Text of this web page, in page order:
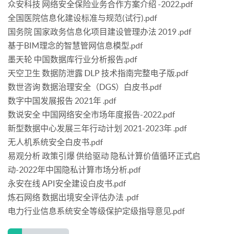
众安科技 网络安全保险业务合作方案介绍 -2022.pdf
全国医院信息化建设标准与规范(试行).pdf
国务院 国家政务信息化项目建设管理办法 2019 .pdf
基于BIM理念的智慧管网信息模型.pdf
墨天轮 中国数据库行业分析报告.pdf
天空卫生 数据防泄露 DLP 技术指南完整电子版.pdf
数世咨询 数据治理安全（DGS）白皮书.pdf
数字中国发展报告 2021年 .pdf
数说安全 中国网络安全市场年度报告-2022.pdf
新型数据中心发展三年行动计划 2021-2023年 .pdf
无人机系统安全白皮书.pdf
易观分析 政策引爆 供给驱动 隐私计算价值循环正式启
动-2022年中国隐私计算市场分析.pdf
永安在线 API安全建设白皮书.pdf
炼石网络 数据出境安全评估办法 .pdf
电力行业信息系统安全等级保护定级指导意见.pdf